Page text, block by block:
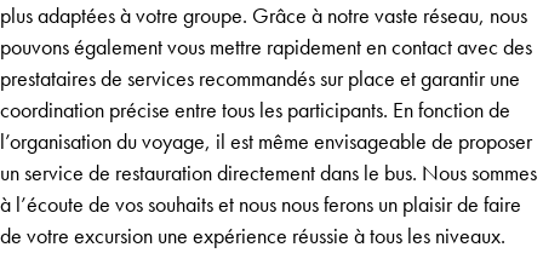
plus adaptées à votre groupe. Grâce à notre vaste réseau, nous
pouvons également vous mettre rapidement en contact avec des
prestataires de services recommandés sur place et garantir une
coordination précise entre tous les participants. En fonction de
l’organisation du voyage, il est même envisageable de proposer
un service de restauration directement dans le bus. Nous sommes
à l’écoute de vos souhaits et nous nous ferons un plaisir de faire
de votre excursion une expérience réussie à tous les niveaux.